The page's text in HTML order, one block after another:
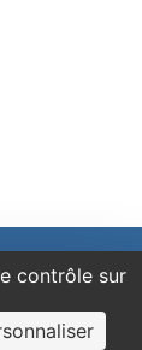
l’Essonne –
contrôle sur